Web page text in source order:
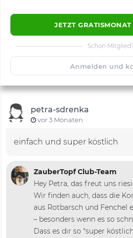
JETZT GRATISMONAT
Schon
Anmelden und
🙂
petra-sdrenka
vor 3 Monaten
einfach und super köstlich
ZauberTopf Club-Team
Hey Petra, das freut uns
Wir finden auch, dass die
aus Rotbarsch und Fenchel
– besonders wenn es so
Dass es dir so "super